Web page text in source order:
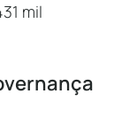
mil